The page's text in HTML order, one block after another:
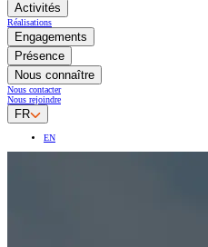
Activités
Réalisations
Engagements
Présence
Nous connaître
Nous contacter
Nous rejoindre
FR
EN